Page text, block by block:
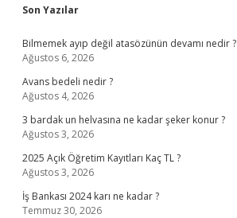
Sidebar
Son Yazılar
Bilmemek ayıp değil atasözünün devamı nedir ?
Ağustos 6, 2026
Avans bedeli nedir ?
Ağustos 4, 2026
3 bardak un helvasına ne kadar şeker konur ?
Ağustos 3, 2026
2025 Açık Öğretim Kayıtları Kaç TL ?
Ağustos 3, 2026
İş Bankası 2024 karı ne kadar ?
Temmuz 30, 2026